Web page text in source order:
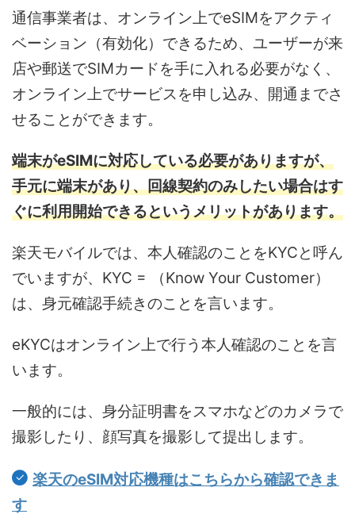
通信事業者は、オンライン上でeSIMをアクティ
ベーション（有効化）できるため、ユーザーが来
店や郵送でSIMカードを手に入れる必要がなく、
オンライン上でサービスを申し込み、開通までさ
せることができます。
端末がeSIMに対応している必要がありますが、
手元に端末があり、回線契約のみしたい場合はす
ぐに利用開始できるというメリットがあります。
楽天モバイルでは、本人確認のことをKYCと呼ん
でいますが、KYC = （Know Your Customer）
は、身元確認手続きのことを言います。
eKYCはオンライン上で行う本人確認のことを言
います。
一般的には、身分証明書をスマホなどのカメラで
撮影したり、顔写真を撮影して提出します。
楽天のeSIM対応機種はこちらから確認できま
す